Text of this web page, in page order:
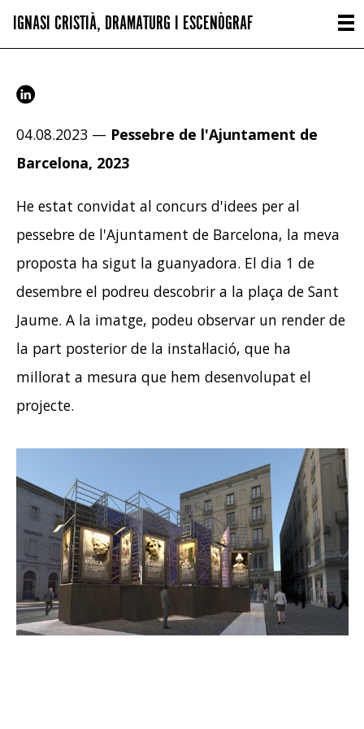
IGNASI CRISTIÀ, DRAMATURG I ESCENÒGRAF
04.08.2023 — Pessebre de l'Ajuntament de
Barcelona, 2023
He estat convidat al concurs d'idees per al
pessebre de l'Ajuntament de Barcelona, la meva
proposta ha sigut la guanyadora. El dia 1 de
desembre el podreu descobrir a la plaça de Sant
Jaume. A la imatge, podeu observar un render de
la part posterior de la instal·lació, que ha
millorat a mesura que hem desenvolupat el
projecte.